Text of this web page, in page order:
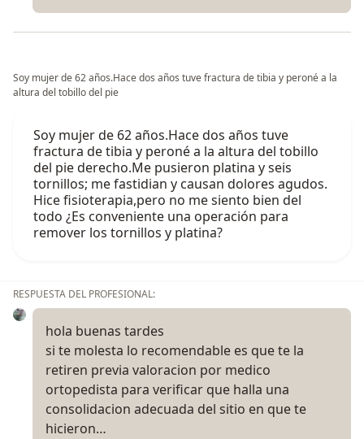
Soy mujer de 62 años.Hace dos años tuve fractura de tibia y peroné a la
altura del tobillo del pie
Soy mujer de 62 años.Hace dos años tuve
fractura de tibia y peroné a la altura del tobillo
del pie derecho.Me pusieron platina y seis
tornillos; me fastidian y causan dolores agudos.
Hice fisioterapia,pero no me siento bien del
todo ¿Es conveniente una operación para
remover los tornillos y platina?
RESPUESTA DEL PROFESIONAL:
hola buenas tardes
si te molesta lo recomendable es que te la
retiren previa valoracion por medico
ortopedista para verificar que halla una
consolidacion adecuada del sitio en que te
hicieron…